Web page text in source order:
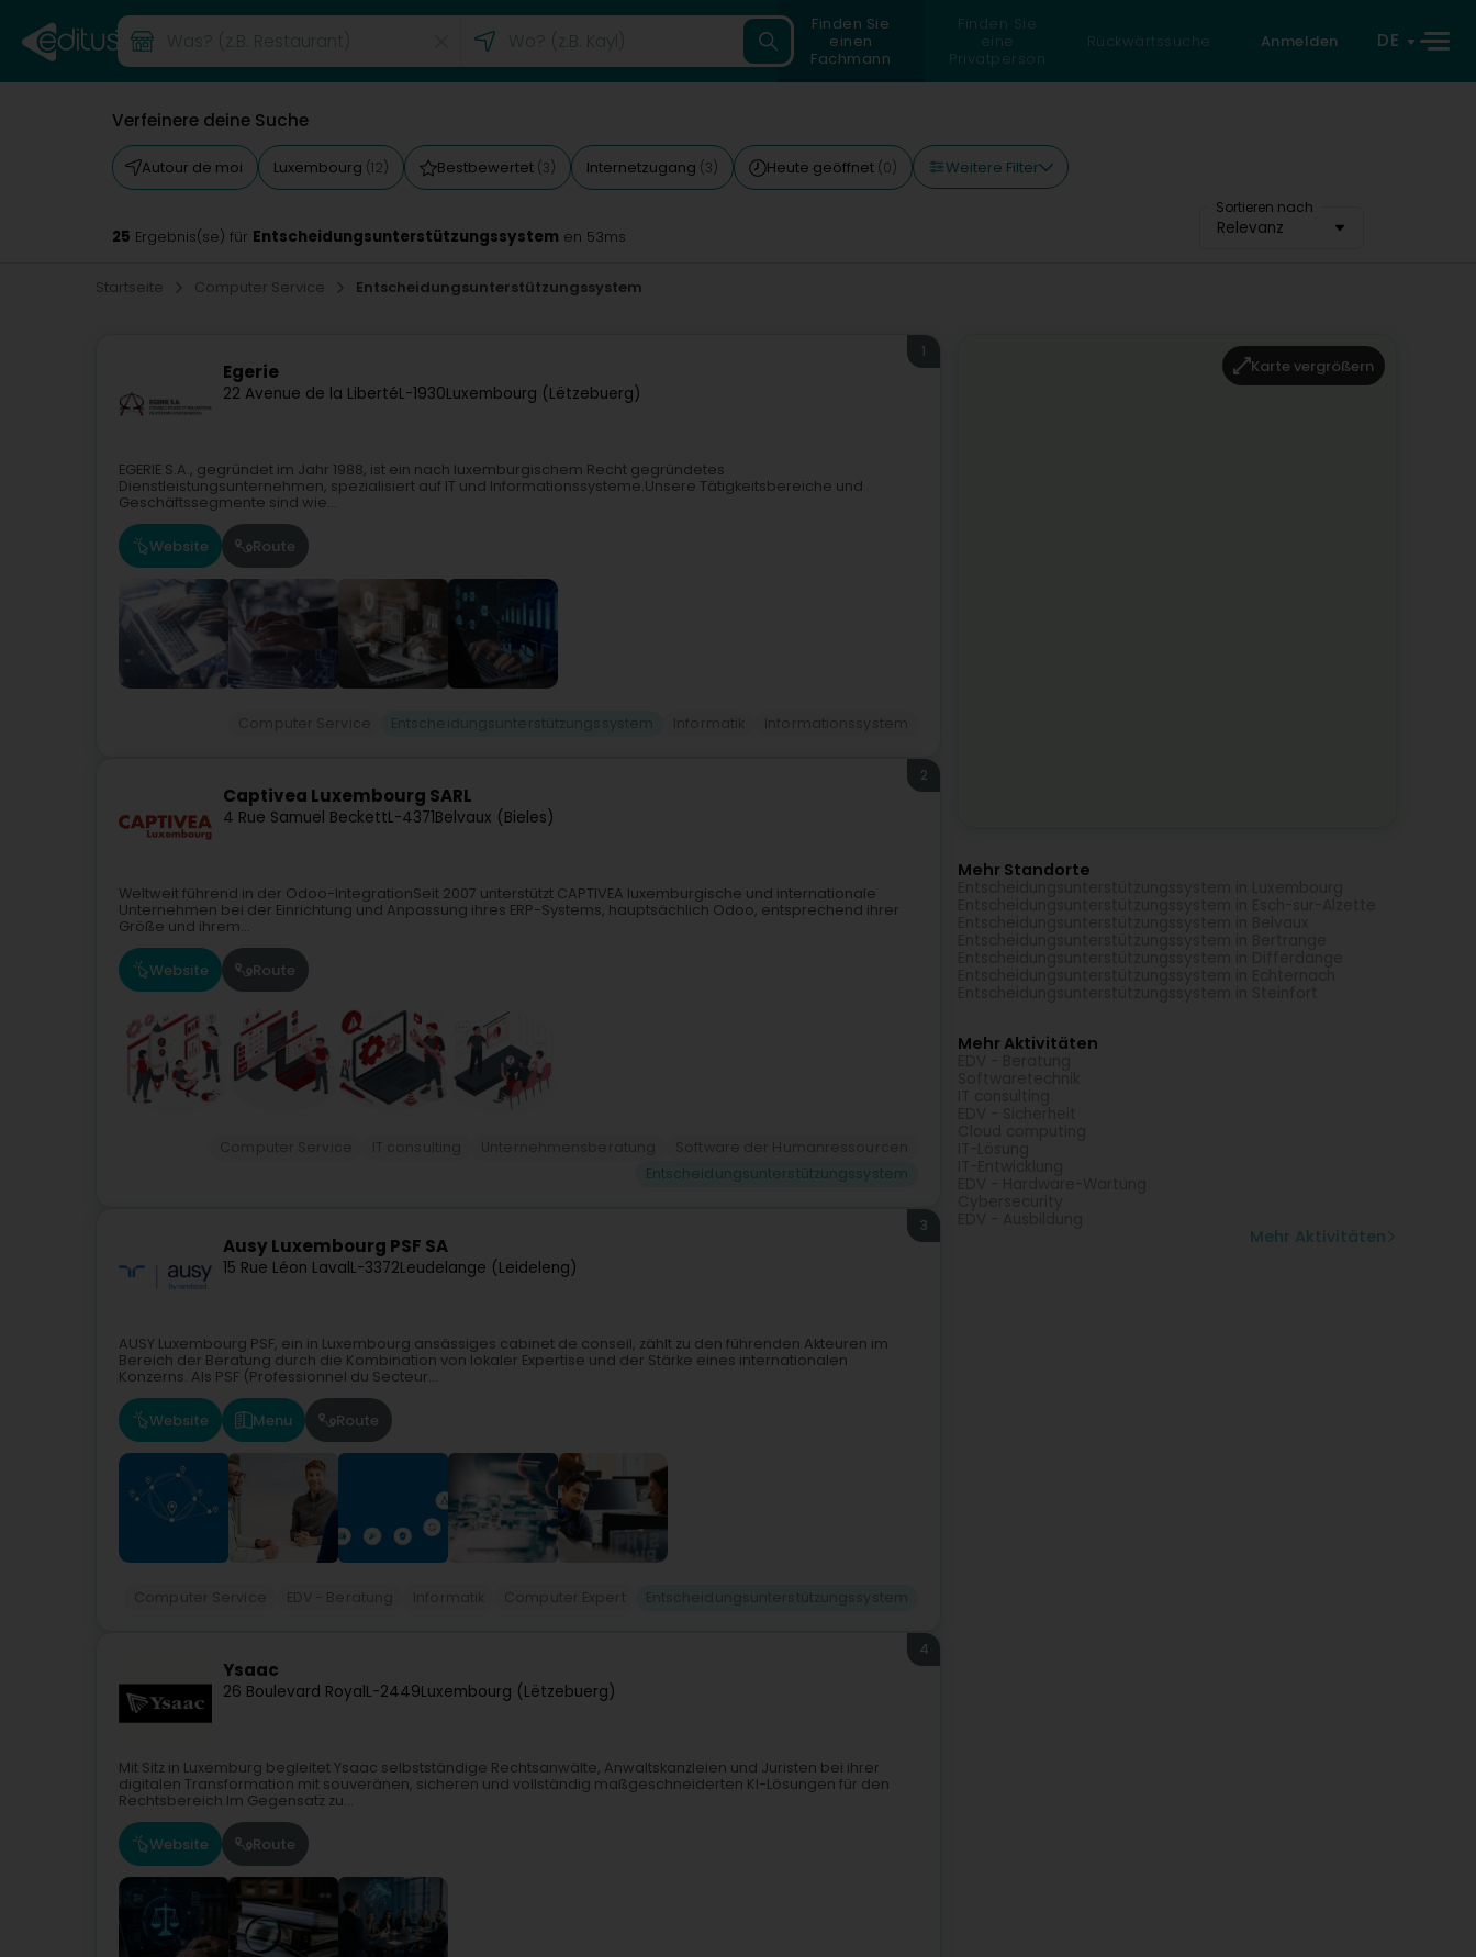
Finden Sie
einen
Fachmann
Finden Sie
eine
Privatperson
Rückwärtssuche Anmelden DE
Verfeinere deine Suche
Autour de moi Luxembourg (12) Bestbewertet (3) Internetzugang (3) Heute geöffnet (0) Weitere Filter
Sortieren nach
Relevanz
25 Ergebnis(se) für Entscheidungsunterstützungssystem en 53ms
Startseite Computer Service Entscheidungsunterstützungssystem
Egerie
22 Avenue de la LibertéL-1930Luxembourg (Lëtzebuerg)
1
EGERIE S.A., gegründet im Jahr 1988, ist ein nach luxemburgischem Recht gegründetes
Dienstleistungsunternehmen, spezialisiert auf IT und Informationssysteme.Unsere Tätigkeitsbereiche und
Geschäftssegmente sind wie...
Website Route
Captivea Luxembourg SARL
4 Rue Samuel BeckettL-4371Belvaux (Bieles)
2
Weltweit führend in der Odoo-IntegrationSeit 2007 unterstützt CAPTIVEA luxemburgische und internationale
Unternehmen bei der Einrichtung und Anpassung ihres ERP-Systems, hauptsächlich Odoo, entsprechend ihrer
Größe und ihrem...
Website Route
Ausy Luxembourg PSF SA
15 Rue Léon LavalL-3372Leudelange (Leideleng)
3
AUSY Luxembourg PSF, ein in Luxembourg ansässiges cabinet de conseil, zählt zu den führenden Akteuren im
Bereich der Beratung durch die Kombination von lokaler Expertise und der Stärke eines internationalen
Konzerns. Als PSF (Professionnel du Secteur...
Website Menu Route
Ysaac
26 Boulevard RoyalL-2449Luxembourg (Lëtzebuerg)
4
Mit Sitz in Luxemburg begleitet Ysaac selbstständige Rechtsanwälte, Anwaltskanzleien und Juristen bei ihrer
digitalen Transformation mit souveränen, sicheren und vollständig maßgeschneiderten KI-Lösungen für den
Rechtsbereich.Im Gegensatz zu...
Website Route
Karte vergrößern
Mehr Standorte
Mehr Aktivitäten
Mehr Aktivitäten